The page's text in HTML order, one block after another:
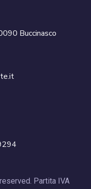
Buccinasco
Partita IVA